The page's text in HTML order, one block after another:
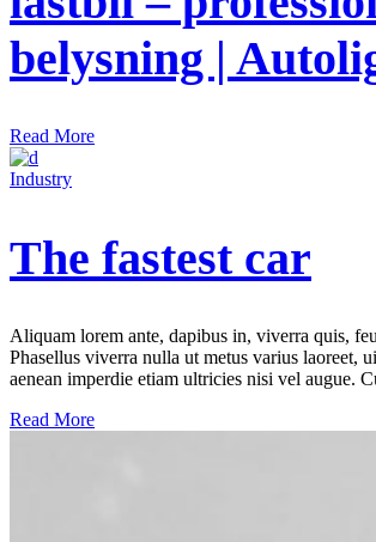
belysning |
Read More
Industry
The fastest car
Aliquam lorem ante, dapibus in, viverra quis,
Phasellus viverra nulla ut metus varius laoreet,
aenean imperdie etiam ultricies nisi vel augue.
Read More